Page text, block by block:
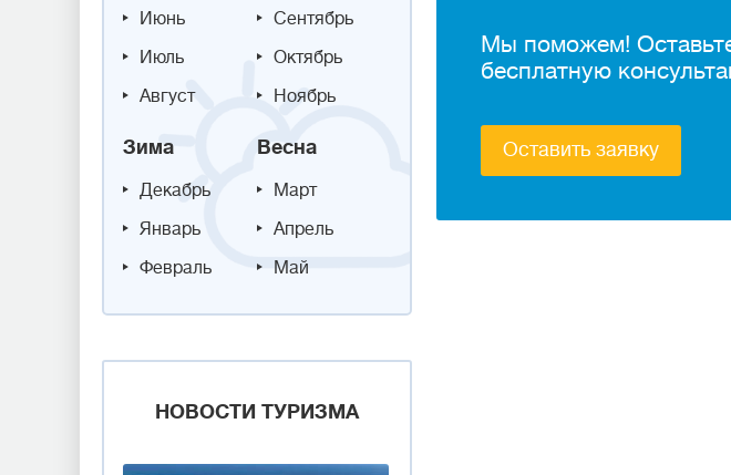
Июнь
Июль
Август
Сентябрь
Октябрь
Ноябрь
Зима
Декабрь
Январь
Февраль
Весна
Март
Апрель
Май
НОВОСТИ ТУРИЗМА
Мы поможем!
бесплатную
Оставить заявку